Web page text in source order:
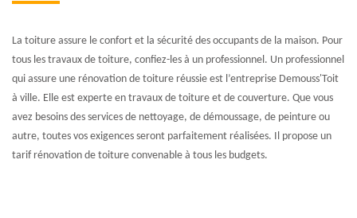
La toiture assure le confort et la sécurité des occupants de la maison. Pour
tous les travaux de toiture, confiez-les à un professionnel. Un professionnel
qui assure une rénovation de toiture réussie est l’entreprise Demouss'Toit
à ville. Elle est experte en travaux de toiture et de couverture. Que vous
avez besoins des services de nettoyage, de démoussage, de peinture ou
autre, toutes vos exigences seront parfaitement réalisées. Il propose un
tarif rénovation de toiture convenable à tous les budgets.